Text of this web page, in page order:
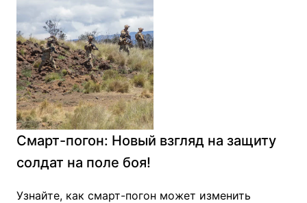
Смарт-погон: Новый взгляд на защиту
солдат на поле боя!
Узнайте, как смарт-погон может изменить